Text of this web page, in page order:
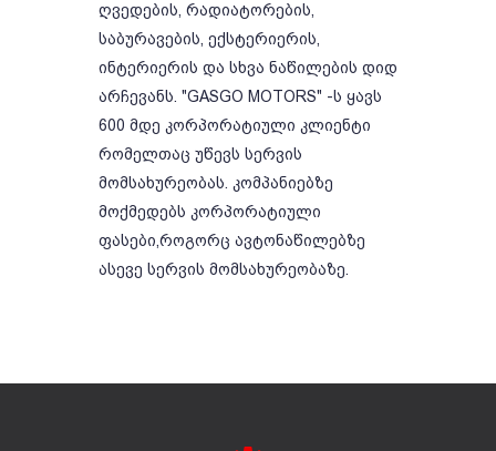
ღვედების, რადიატორების,
საბურავების, ექსტერიერის,
ინტერიერის და სხვა ნაწილების დიდ
არჩევანს. "GASGO MOTORS" -ს ყავს
600 მდე კორპორატიული კლიენტი
რომელთაც უწევს სერვის
მომსახურეობას. კომპანიებზე
მოქმედებს კორპორატიული
ფასები,როგორც ავტონაწილებზე
ასევე სერვის მომსახურეობაზე.